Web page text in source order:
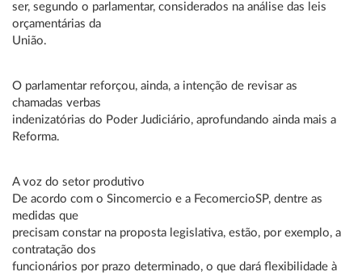
ser, segundo o parlamentar, considerados na análise das leis
orçamentárias da
União.
O parlamentar reforçou, ainda, a intenção de revisar as
chamadas verbas
indenizatórias do Poder Judiciário, aprofundando ainda mais a
Reforma.
A voz do setor produtivo
De acordo com o Sincomercio e a FecomercioSP, dentre as
medidas que
precisam constar na proposta legislativa, estão, por exemplo, a
contratação dos
funcionários por prazo determinado, o que dará flexibilidade à